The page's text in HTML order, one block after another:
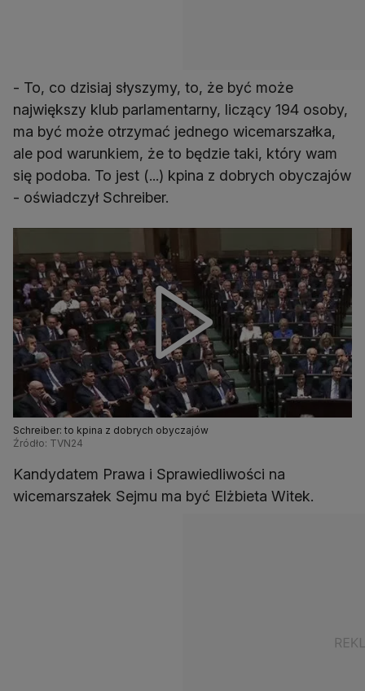
- To, co dzisiaj słyszymy, to, że być może
największy klub parlamentarny, liczący 194 osoby,
ma być może otrzymać jednego wicemarszałka,
ale pod warunkiem, że to będzie taki, który wam
się podoba. To jest (...) kpina z dobrych obyczajów
- oświadczył Schreiber.
Schreiber: to kpina z dobrych obyczajów
Źródło: TVN24
Kandydatem Prawa i Sprawiedliwości na
wicemarszałek Sejmu ma być Elżbieta Witek.